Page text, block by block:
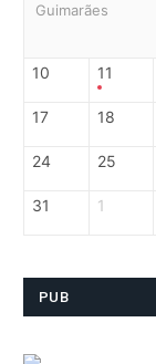
Guimarães
10 11
17 18
24 25
31 1
PUB